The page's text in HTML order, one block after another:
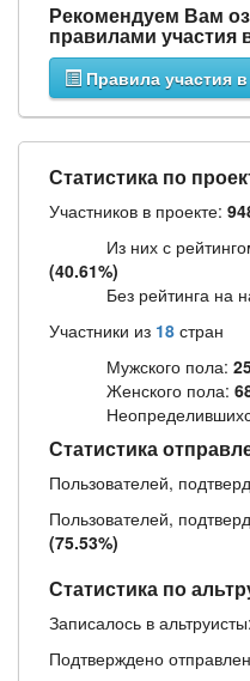
Рекомендуем Вам
правилами участия
Правила участия
Статистика по
Участников в проекте:
Из них с рейтингом
(40.61%)
Без рейтинга на
Участники из 18 стран
Мужского пола:
Женского пола:
Статистика
Пользователей,
Пользователей,
(75.53%)
Статистика по
Записалось в альтруисты:
Подтверждено